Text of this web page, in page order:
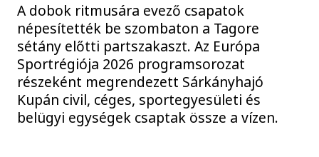
A dobok ritmusára evező csapatok
népesítették be szombaton a Tagore
sétány előtti partszakaszt. Az Európa
Sportrégiója 2026 programsorozat
részeként megrendezett Sárkányhajó
Kupán civil, céges, sportegyesületi és
belügyi egységek csaptak össze a vízen.